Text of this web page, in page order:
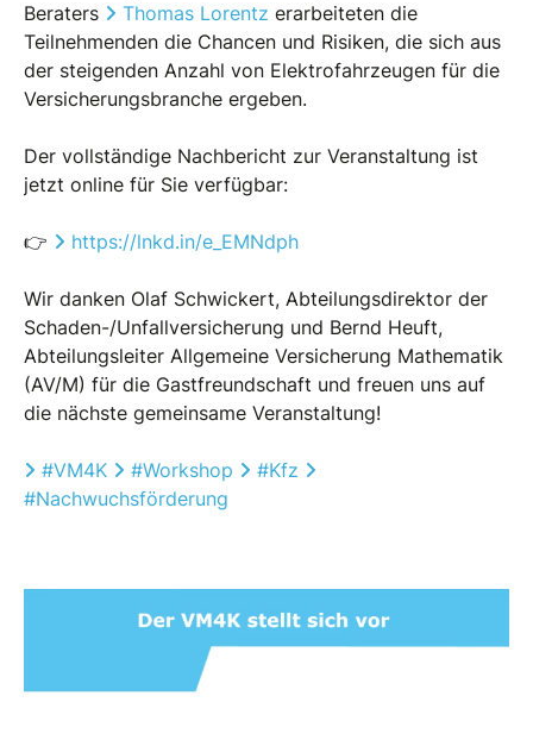
Beraters
Thomas Lorentz erarbeiteten die
Teilnehmenden die Chancen und Risiken, die sich aus
der steigenden Anzahl von Elektrofahrzeugen für die
Versicherungsbranche ergeben.
Der vollständige Nachbericht zur Veranstaltung ist
jetzt online für Sie verfügbar:
👉 https://lnkd.in/e_EMNdph
Wir danken Olaf Schwickert, Abteilungsdirektor der
Schaden-/Unfallversicherung und Bernd Heuft,
Abteilungsleiter Allgemeine Versicherung Mathematik
(AV/M) für die Gastfreundschaft und freuen uns auf
die nächste gemeinsame Veranstaltung!
Hashtag
#VM4K Hashtag
#Workshop Hashtag
#Kfz
#Nachwuchsförderung